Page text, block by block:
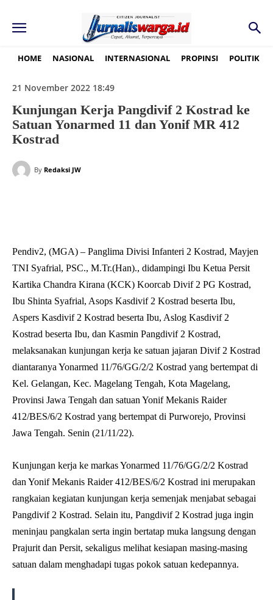
HOME NASIONAL INTERNASIONAL PROPINSI POLITIK
21 November 2022 18:49
Kunjungan Kerja Pangdivif 2 Kostrad ke
Satuan Yonarmed 11 dan Yonif MR 412
Kostrad
By Redaksi JW
Pendiv2, (MGA) – Panglima Divisi Infanteri 2 Kostrad, Mayjen
TNI Syafrial, PSC., M.Tr.(Han)., didampingi Ibu Ketua Persit
Kartika Chandra Kirana (KCK) Koorcab Divif 2 PG Kostrad,
Ibu Shinta Syafrial, Asops Kasdivif 2 Kostrad beserta Ibu,
Aspers Kasdivif 2 Kostrad beserta Ibu, Aslog Kasdivif 2
Kostrad beserta Ibu, dan Kasmin Pangdivif 2 Kostrad,
melaksanakan kunjungan kerja ke satuan jajaran Divif 2 Kostrad
diantaranya Yonarmed 11/76/GG/2/2 Kostrad yang bertempat di
Kel. Gelangan, Kec. Magelang Tengah, Kota Magelang,
Provinsi Jawa Tengah dan satuan Yonif Mekanis Raider
412/BES/6/2 Kostrad yang bertempat di Purworejo, Provinsi
Jawa Tengah. Senin (21/11/22).
Kunjungan kerja ke markas Yonarmed 11/76/GG/2/2 Kostrad
dan Yonif Mekanis Raider 412/BES/6/2 Kostrad ini merupakan
rangkaian kegiatan kunjungan kerja semenjak menjabat sebagai
Pangdivif 2 Kostrad. Selain itu, Pangdivif 2 Kostrad juga ingin
meninjau pangkalan serta ingin bertatap muka langsung dengan
Prajurit dan Persit, sekaligus melihat kesiapan masing-masing
satuan dalam menghadapi tugas pokok satuan kedepannya.